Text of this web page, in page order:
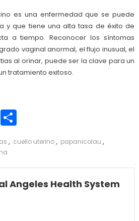
es una enfermedad que se puede
y que tiene una alta tasa de éxito de
a tiempo. Reconocer los síntomas
vaginal anormal, el flujo inusual, el
al orinar, puede ser la clave para un
tratamiento exitoso.
Compartir
, cuello uterino, papanicolau ,
Angeles Health System